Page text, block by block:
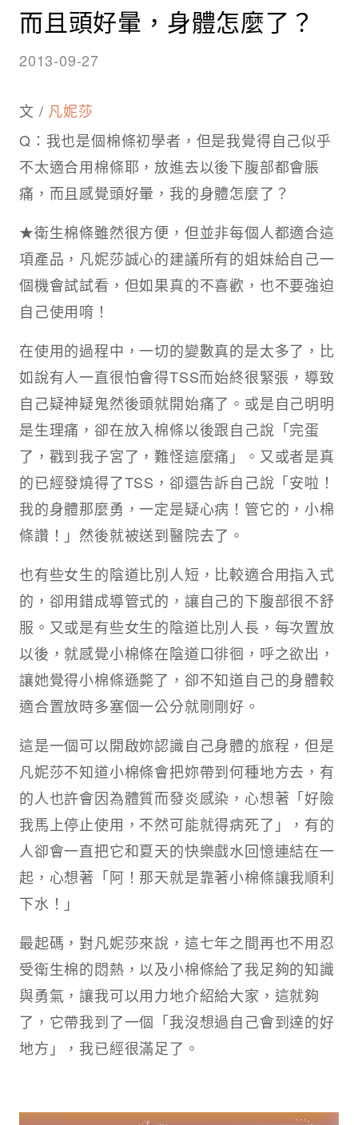
而且頭好暈，身體怎麼了？
2013-09-27
文 / 凡妮莎
Q：我也是個棉條初學者，但是我覺得自己似乎
不太適合用棉條耶，放進去以後下腹部都會脹
痛，而且感覺頭好暈，我的身體怎麼了？
★衛生棉條雖然很方便，但並非每個人都適合這
項產品，凡妮莎誠心的建議所有的姐妹給自己一
個機會試試看，但如果真的不喜歡，也不要強迫
自己使用唷！
在使用的過程中，一切的變數真的是太多了，比
如說有人一直很怕會得TSS而始終很緊張，導致
自己疑神疑鬼然後頭就開始痛了。或是自己明明
是生理痛，卻在放入棉條以後跟自己說「完蛋
了，戳到我子宮了，難怪這麼痛」。又或者是真
的已經發燒得了TSS，卻還告訴自己說「安啦！
我的身體那麼勇，一定是疑心病！管它的，小棉
條讚！」然後就被送到醫院去了。
也有些女生的陰道比別人短，比較適合用指入式
的，卻用錯成導管式的，讓自己的下腹部很不舒
服。又或是有些女生的陰道比別人長，每次置放
以後，就感覺小棉條在陰道口徘徊，呼之欲出，
讓她覺得小棉條遜斃了，卻不知道自己的身體較
適合置放時多塞個一公分就剛剛好。
這是一個可以開啟妳認識自己身體的旅程，但是
凡妮莎不知道小棉條會把妳帶到何種地方去，有
的人也許會因為體質而發炎感染，心想著「好險
我馬上停止使用，不然可能就得病死了」，有的
人卻會一直把它和夏天的快樂戲水回憶連結在一
起，心想著「阿！那天就是靠著小棉條讓我順利
下水！」
最起碼，對凡妮莎來說，這七年之間再也不用忍
受衛生棉的悶熱，以及小棉條給了我足夠的知識
與勇氣，讓我可以用力地介紹給大家，這就夠
了，它帶我到了一個「我沒想過自己會到達的好
地方」，我已經很滿足了。